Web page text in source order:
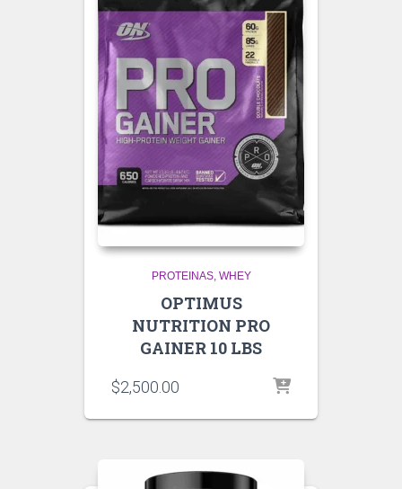
PROTEINAS WHEY
OPTIMUS
NUTRITION PRO
GAINER 10 LBS
$2,500.00